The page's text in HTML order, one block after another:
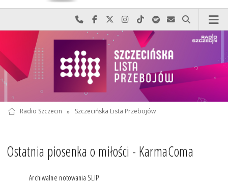
Najlepiej po prostu do nas zadzwoń
Odwiedź nas na Facebook-u
Odwiedź nas na X
Odwiedź nas na Instagram-ie
Odwiedź nas na TikTok-u
Szukaj nas na Spotify
Wyślij do nas
Szukaj
Radio Szczecin » Szczecińska Lista Przebojów
Ostatnia piosenka o miłości - KarmaComa
Archiwalne notowania SLIP